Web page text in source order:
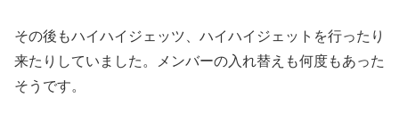
その後もハイハイジェッツ、ハイハイジェットを行ったり
来たりしていました。メンバーの入れ替えも何度もあった
そうです。